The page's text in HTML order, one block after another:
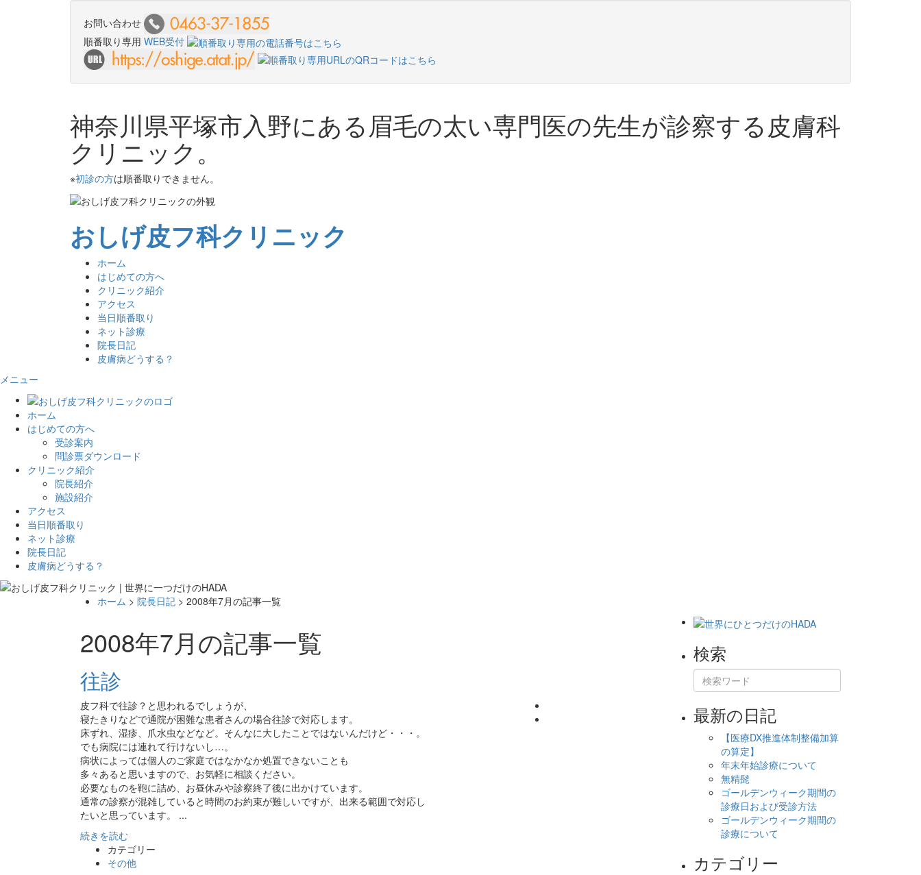
お問い合わせ
順番取り専用 WEB受付
神奈川県平塚市入野にある眉毛の太い専門医の先生が診察する皮膚科
クリニック。
※初診の方は順番取りできません。
おしげ皮フ科クリニック
ホーム
はじめての方へ
クリニック紹介
アクセス
当日順番取り
ネット診療
院長日記
皮膚病どうする？
メニュー
ホーム
はじめての方へ
受診案内
問診票ダウンロード
クリニック紹介
院長紹介
施設紹介
アクセス
当日順番取り
ネット診療
院長日記
皮膚病どうする？
ホーム > 院長日記 > 2008年7月の記事一覧
2008年7月の記事一覧
往診
皮フ科で往診？と思われるでしょうが、
寝たきりなどで通院が困難な患者さんの場合往診で対応します。
床ずれ、湿疹、爪水虫などなど。そんなに大したことではないんだけど・・・。
でも病院には連れて行けないし…。
病状によっては個人のご家庭ではなかなか処置できないことも
多々あると思いますので、お気軽に相談ください。
必要なものを鞄に詰め、お昼休みや診察終了後に出かけています。
通常の診察が混雑していると時間のお約束が難しいですが、出来る範囲で対応し
たいと思っています。 ...
続きを読む
カテゴリー
その他
検索
最新の日記
【医療DX推進体制整備加算
の算定】
年末年始診療について
無精髭
ゴールデンウィーク期間の
診療日および受診方法
ゴールデンウィーク期間の
診療について
カテゴリー